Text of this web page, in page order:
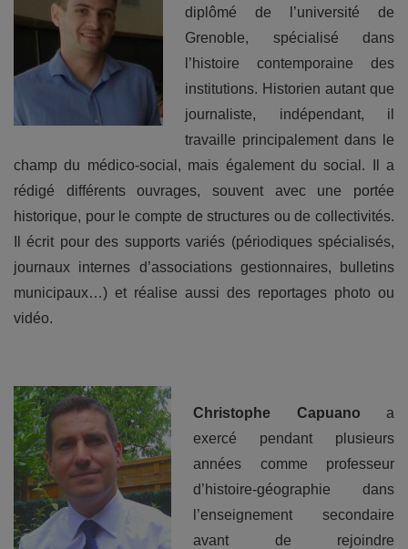
diplômé de l’université de
Grenoble, spécialisé dans
l’histoire contemporaine des
institutions. Historien autant que
journaliste, indépendant, il
travaille principalement dans le
champ du médico-social, mais également du social. Il a
rédigé différents ouvrages, souvent avec une portée
historique, pour le compte de structures ou de collectivités.
Il écrit pour des supports variés (périodiques spécialisés,
journaux internes d’associations gestionnaires, bulletins
municipaux…) et réalise aussi des reportages photo ou
vidéo.
Christophe Capuano a
exercé pendant plusieurs
années comme professeur
d’histoire-géographie dans
l’enseignement secondaire
avant de rejoindre